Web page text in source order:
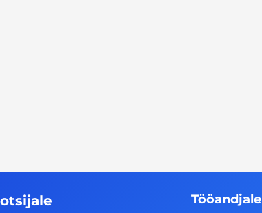
Tööandjale